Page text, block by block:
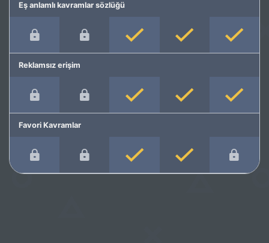
Eş anlamlı kavramlar sözlüğü
Reklamsız erişim
Favori Kavramlar